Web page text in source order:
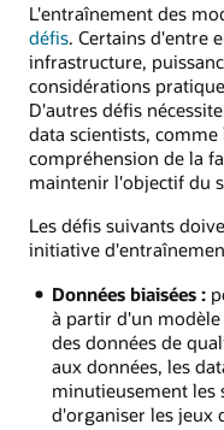
L'entraînement des
défis. Certains d'entre
infrastructure,
considérations
D'autres défis
data scientists,
compréhension de la
maintenir l'objectif du
Les défis suivants
initiative
Données biaisées :
à partir d'un
des données de
aux données, les
minutieusement les
d'organiser les jeux